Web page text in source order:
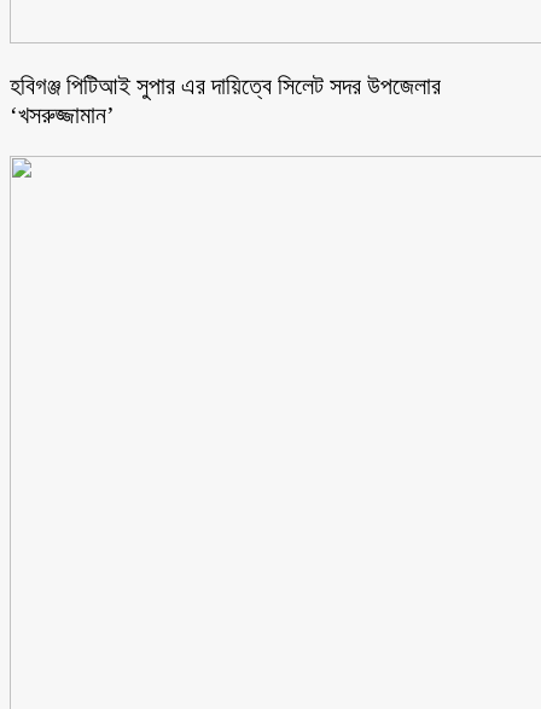
হবিগঞ্জ পিটিআই সুপার এর দায়িত্বে সিলেট সদর উপজেলার
‘খসরুজ্জামান’